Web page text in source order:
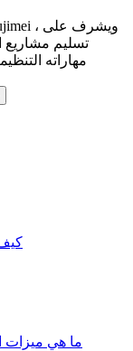
تسليم مشاريع
مهاراته
ما هي ميزات